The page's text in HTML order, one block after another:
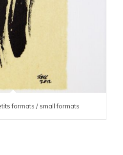
formats / small formats